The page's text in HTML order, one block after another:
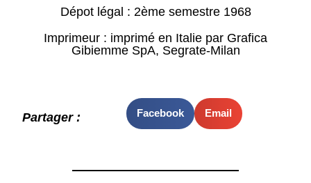
Dépot légal : 2ème semestre 1968
Imprimeur : imprimé en Italie par Grafica
Gibiemme SpA, Segrate-Milan
Partager : Facebook Email